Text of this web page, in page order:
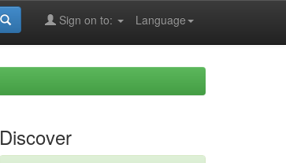
Language
Sign on to:
Discover